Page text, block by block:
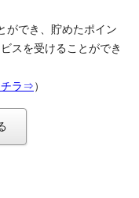
ができ、貯めたポイン
スを受けることができ
チラ⇒）